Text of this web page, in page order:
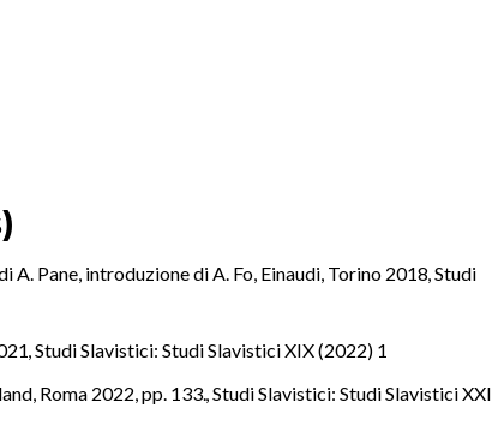
Pane, introduzione di A. Fo, Einaudi, Torino 2018,Studi
,Studi Slavistici: Studi Slavistici XIX (2022) 1
Roma 2022, pp. 133.,Studi Slavistici: Studi Slavistici XXI